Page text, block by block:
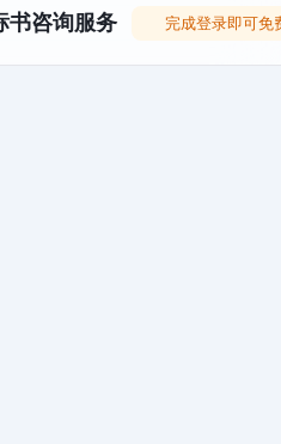
书咨询服务 完成登录即可免